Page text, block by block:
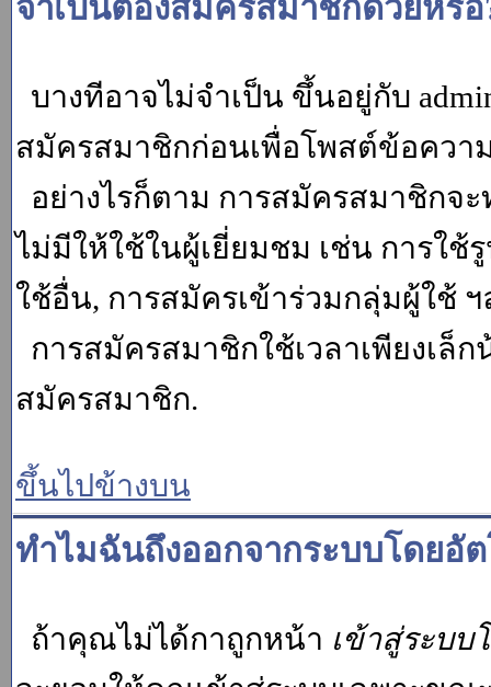
จำเป็นต้องสมัครสมาชิกด้วยหรือ
บางทีอาจไม่จำเป็น ขึ้นอยู่กับ
สมัครสมาชิกก่อนเพื่อโพสต์ข้อควา
อย่างไรก็ตาม การสมัครสมาชิก
ไม่มีให้ใช้ในผู้เยี่ยมชม เช่น การใช้
ใช้อื่น, การสมัครเข้าร่วมกลุ่มผู้ใช้ ฯ
การสมัครสมาชิกใช้เวลาเพียงเ
สมัครสมาชิก.
ขึ้นไปข้างบน
ทำไมฉันถึงออกจากระบบโดยอั
ถ้าคุณไม่ได้กาถูกหน้า เข้าสู่ระบ